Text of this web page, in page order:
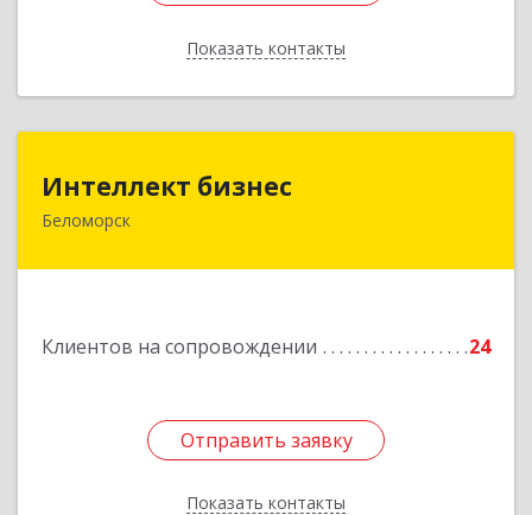
Показать контакты
Назад
Интеллект бизнес
Беломорск
Клиентов на сопровождении 24
Отправить заявку
Показать контакты
Отправить заявку
Назад